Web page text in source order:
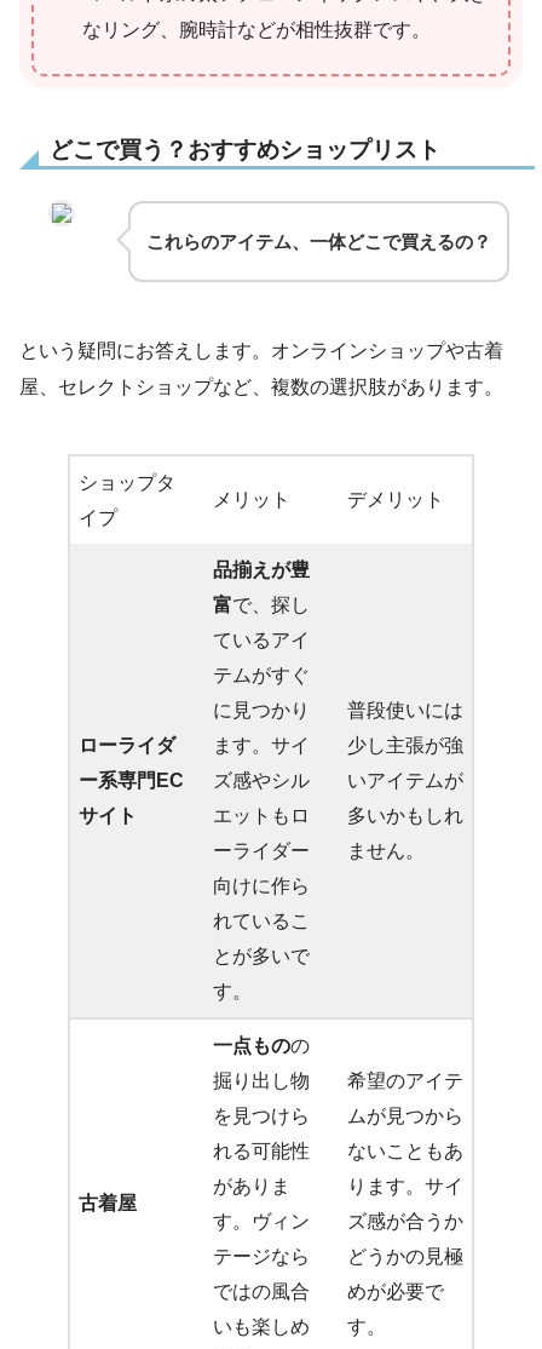
なリング、腕時計などが相性抜群です。
どこで買う？おすすめショップリスト
これらのアイテム、一体どこで買えるの？
という疑問にお答えします。オンラインショップや古着
屋、セレクトショップなど、複数の選択肢があります。
ショップタ
イプ
メリット デメリット
ローライダ
ー系専門EC
サイト
品揃えが豊
富で、探し
ているアイ
テムがすぐ
に見つかり
ます。サイ
ズ感やシル
エットもロ
ーライダー
向けに作ら
れているこ
とが多いで
す。
普段使いには
少し主張が強
いアイテムが
多いかもしれ
ません。
古着屋
一点ものの
掘り出し物
を見つけら
れる可能性
がありま
す。ヴィン
テージなら
ではの風合
いも楽しめ
希望のアイテ
ムが見つから
ないこともあ
ります。サイ
ズ感が合うか
どうかの見極
めが必要で
す。